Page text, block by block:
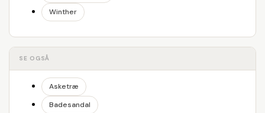
Winther
SE OGSÅ
Asketræ
Badesandal